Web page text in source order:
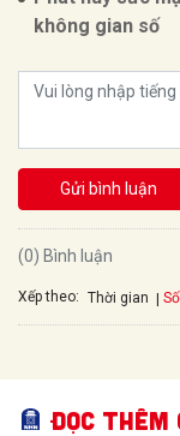
không gian số
Gửi bình luận
(0) Bình luận
Xếp theo: Thời gian
Đọc thêm